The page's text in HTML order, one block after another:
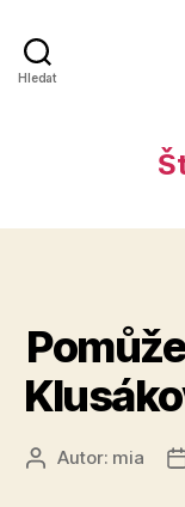
Hledat
AutorAutor: mia